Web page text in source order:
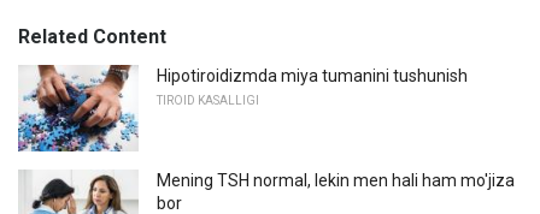
Related Content
Hipotiroidizmda miya tumanini tushunish
TIROID KASALLIGI
Mening TSH normal, lekin men hali ham mo'jiza
bor